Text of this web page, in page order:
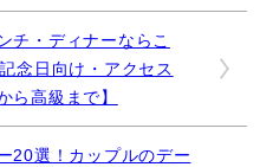
チ・ディナーならこ
念日向け・アクセス
高級まで】
20選！カップルのデー